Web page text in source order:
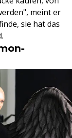
meint er
sie hat das